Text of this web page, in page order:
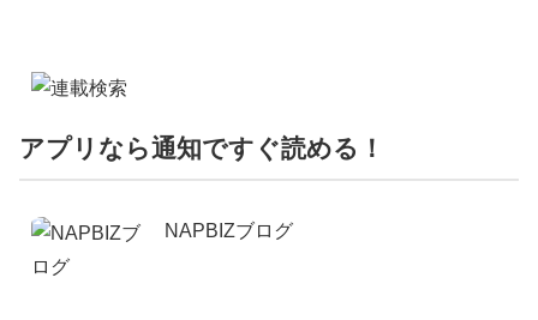
アプリなら通知ですぐ読める！
NAPBIZブログ